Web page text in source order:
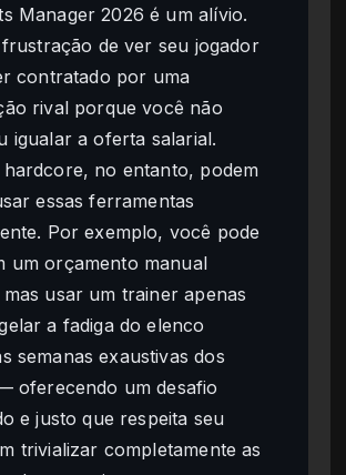
Manager 2026 é um alívio.
frustração de ver seu jogador
contratado por uma
rival porque você não
igualar a oferta salarial.
hardcore, no entanto, podem
essas ferramentas
Por exemplo, você pode
um orçamento manual
usar um trainer apenas
a fadiga do elenco
semanas exaustivas dos
oferecendo um desafio
e justo que respeita seu
trivializar completamente as